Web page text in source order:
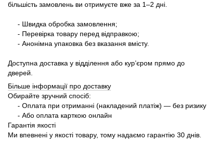
більшість замовлень ви отримуєте вже за 1–2 дні.
- Швидка обробка замовлення;
- Перевірка товару перед відправкою;
- Анонімна упаковка без вказання вмісту.
Доступна доставка у відділення або кур’єром прямо до
дверей.
Більше інформації про доставку
Обирайте зручний спосіб:
- Оплата при отриманні (накладений платіж) — без ризику
- Або оплата карткою онлайн
Гарантія якості
Ми впевнені у якості товару, тому надаємо гарантію 30 днів.